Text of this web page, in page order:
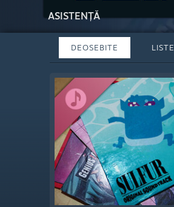
ASISTENȚĂ
DEOSEBITE LISTE